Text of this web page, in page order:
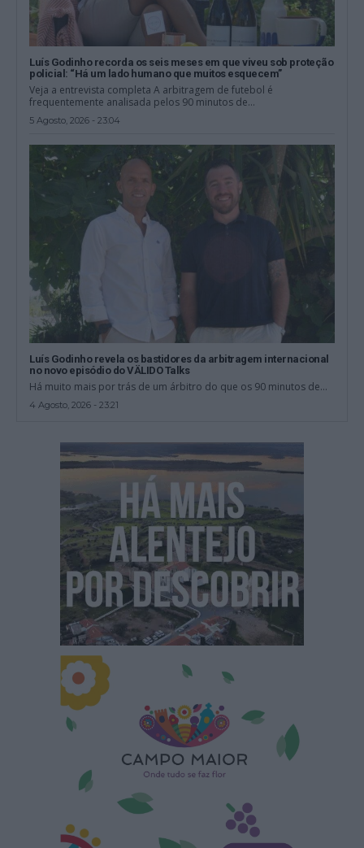
Luís Godinho recorda os seis meses em que viveu sob proteção
policial: “Há um lado humano que muitos esquecem”
Veja a entrevista completa A arbitragem de futebol é
frequentemente analisada pelos 90 minutos de...
5 Agosto, 2026 - 23:04
Luís Godinho revela os bastidores da arbitragem internacional
no novo episódio do VÄLIDO Talks
Há muito mais por trás de um árbitro do que os 90 minutos de...
4 Agosto, 2026 - 23:21